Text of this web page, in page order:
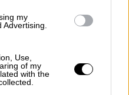
my
Use,
of my
with the
Τρικούπη,αλλά
, που έφυγε από
του ΠΑΣΟΚ.
με τα